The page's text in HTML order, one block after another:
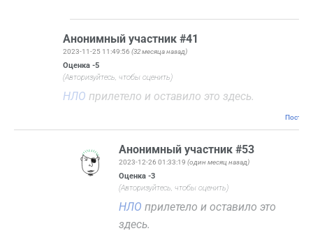
Анонимный участник #41
2023-11-25 11:49:56 (32 месяца назад)
Оценка -5
(Авторизуйтесь, чтобы оценить)
НЛО прилетело и оставило это здесь.
Анонимный участник #53
2023-12-26 01:33:19(один месяц назад)
Оценка-3
(Авторизуйтесь, чтобы оценить)
НЛО прилетело и оставило это
здесь.